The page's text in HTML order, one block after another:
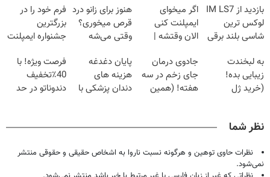
بازدید از IM LS7
لوکس ترین
شاسی بلند برقی
انقلاب
اگر میخوای
ایمپلنت کنی
الان وقتشه |
میلیون تومان!!!
هنوز برای زانو درد
قرص میخوری؟
وقتی می‌شه
درمانش کرد؟؟؟؟
فرم خود را در
بزرگترین
جشنواره ایمپلنت
فقط ۲۵ میلیون
به لبخندت
زیبایی بده!
(خرید ژل
با40%تخفیف)
جادوی درمان
جای زخم در سه
هفته! (همین
پایان دغدغه
هزینه های
دندان پزشکی با
فرصت ویژه! با
40٪تخفیف
دندوناتو در حد
نظر شما
نظرات حاوی توهین و هرگونه نسبت ناروا به اشخاص حقیقی و حقوقی منتشر
نمی‌شود.